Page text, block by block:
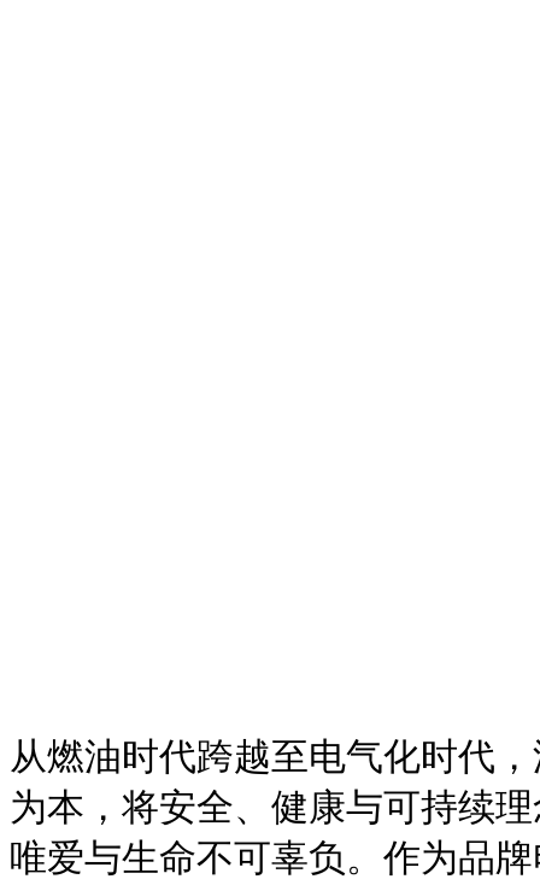
从燃油时代跨越至电气化时代
为本，将安全、健康与可持续
唯爱与生命不可辜负。作为品